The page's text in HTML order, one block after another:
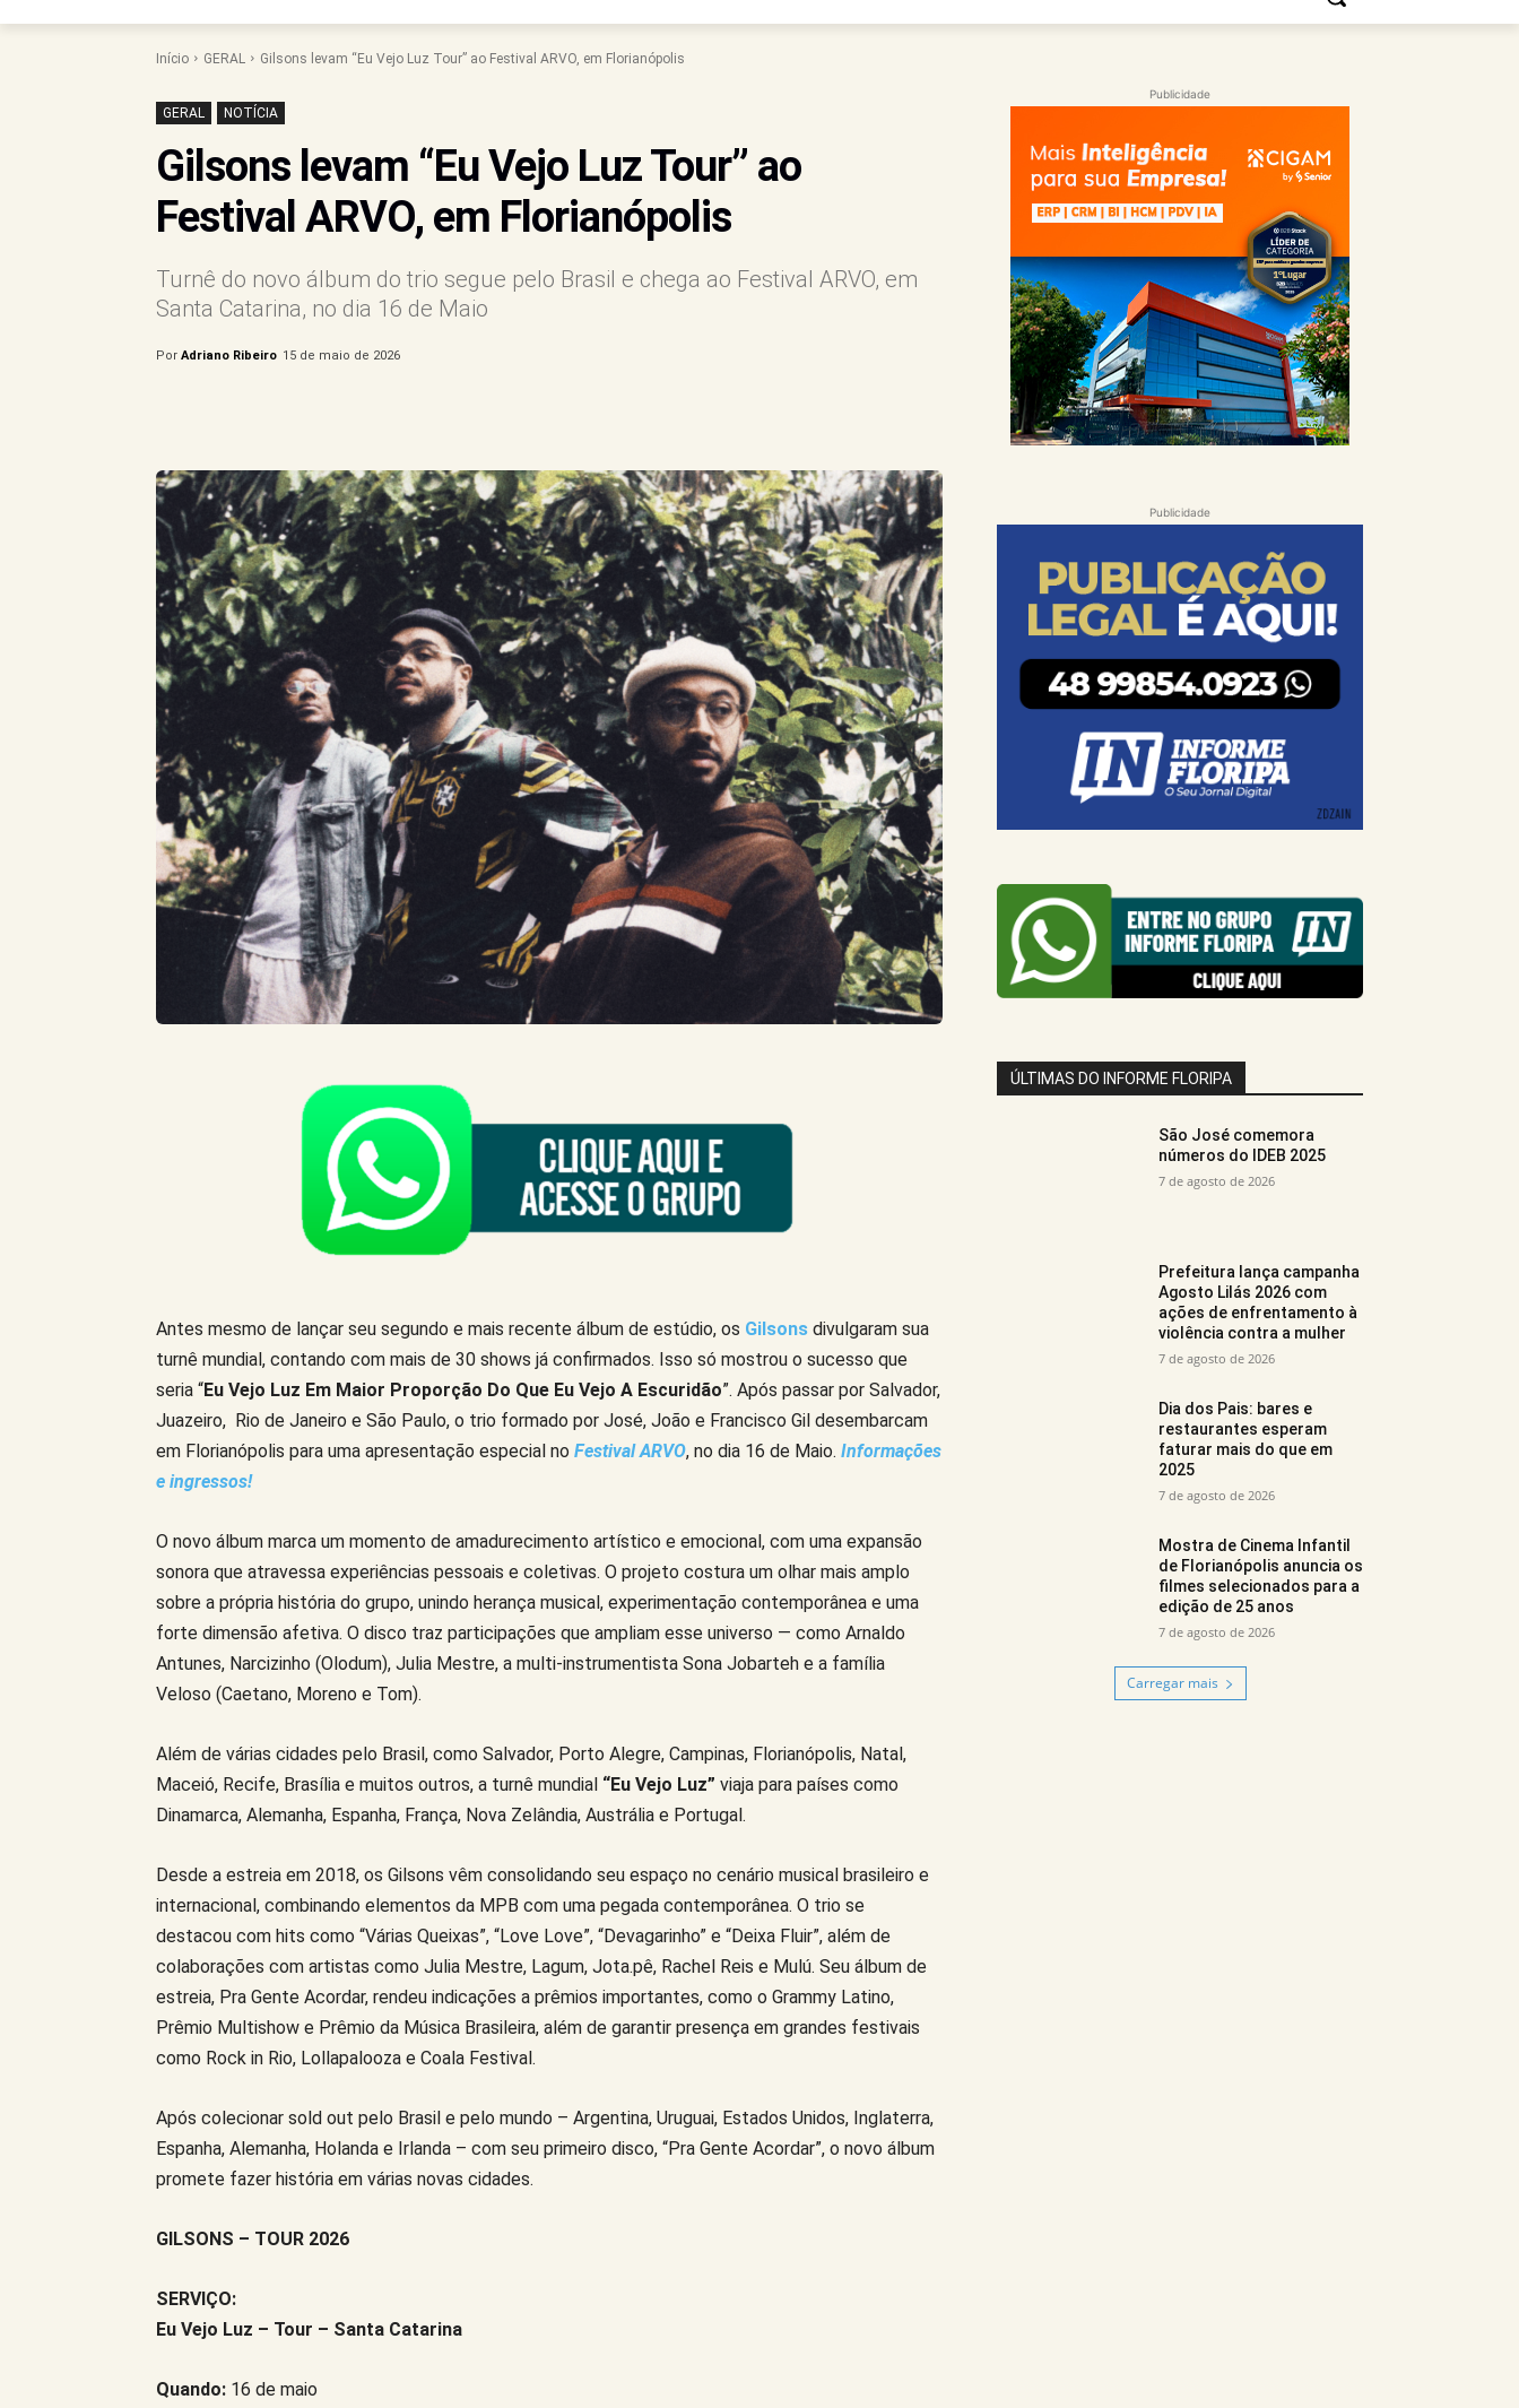
Início GERAL Gilsons levam “Eu Vejo Luz Tour” ao Festival ARVO, em Florianópolis
GERAL NOTÍCIA
Gilsons levam “Eu Vejo Luz Tour” ao
Festival ARVO, em Florianópolis
Turnê do novo álbum do trio segue pelo Brasil e chega ao Festival ARVO, em
Santa Catarina, no dia 16 de Maio
Por Adriano Ribeiro 15 de maio de 2026
Antes mesmo de lançar seu segundo e mais recente álbum de estúdio, os Gilsons divulgaram sua
turnê mundial, contando com mais de 30 shows já confirmados. Isso só mostrou o sucesso que
seria “Eu Vejo Luz Em Maior Proporção Do Que Eu Vejo A Escuridão”. Após passar por Salvador,
Juazeiro, Rio de Janeiro e São Paulo, o trio formado por José, João e Francisco Gil desembarcam
em Florianópolis para uma apresentação especial no Festival ARVO, no dia 16 de Maio. Informações
e ingressos!
O novo álbum marca um momento de amadurecimento artístico e emocional, com uma expansão
sonora que atravessa experiências pessoais e coletivas. O projeto costura um olhar mais amplo
sobre a própria história do grupo, unindo herança musical, experimentação contemporânea e uma
forte dimensão afetiva. O disco traz participações que ampliam esse universo — como Arnaldo
Antunes, Narcizinho (Olodum), Julia Mestre, a multi-instrumentista Sona Jobarteh e a família
Veloso (Caetano, Moreno e Tom).
Além de várias cidades pelo Brasil, como Salvador, Porto Alegre, Campinas, Florianópolis, Natal,
Maceió, Recife, Brasília e muitos outros, a turnê mundial “Eu Vejo Luz” viaja para países como
Dinamarca, Alemanha, Espanha, França, Nova Zelândia, Austrália e Portugal.
Desde a estreia em 2018, os Gilsons vêm consolidando seu espaço no cenário musical brasileiro e
internacional, combinando elementos da MPB com uma pegada contemporânea. O trio se
destacou com hits como “Várias Queixas”, “Love Love”, “Devagarinho” e “Deixa Fluir”, além de
colaborações com artistas como Julia Mestre, Lagum, Jota.pê, Rachel Reis e Mulú. Seu álbum de
estreia, Pra Gente Acordar, rendeu indicações a prêmios importantes, como o Grammy Latino,
Prêmio Multishow e Prêmio da Música Brasileira, além de garantir presença em grandes festivais
como Rock in Rio, Lollapalooza e Coala Festival.
Após colecionar sold out pelo Brasil e pelo mundo – Argentina, Uruguai, Estados Unidos, Inglaterra,
Espanha, Alemanha, Holanda e Irlanda – com seu primeiro disco, “Pra Gente Acordar”, o novo álbum
promete fazer história em várias novas cidades.
GILSONS – TOUR 2026
SERVIÇO:
Eu Vejo Luz – Tour – Santa Catarina
Quando: 16 de maio
Publicidade
Publicidade
ÚLTIMAS DO INFORME FLORIPA
São José comemora
números do IDEB 2025
7 de agosto de 2026
Prefeitura lança campanha
Agosto Lilás 2026 com
ações de enfrentamento à
violência contra a mulher
7 de agosto de 2026
Dia dos Pais: bares e
restaurantes esperam
faturar mais do que em
2025
7 de agosto de 2026
Mostra de Cinema Infantil
de Florianópolis anuncia os
filmes selecionados para a
edição de 25 anos
7 de agosto de 2026
Carregar mais